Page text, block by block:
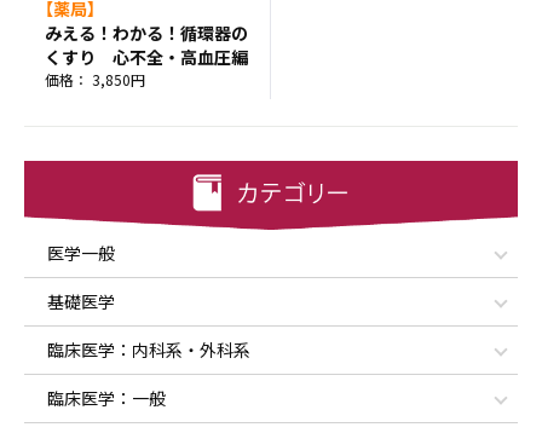
医学一般
基礎医学
臨床医学：内科系・外科系
臨床医学：一般
【薬局】
みえる！わかる！循環器の
くすり 心不全・高血圧編
価格： 3,850円